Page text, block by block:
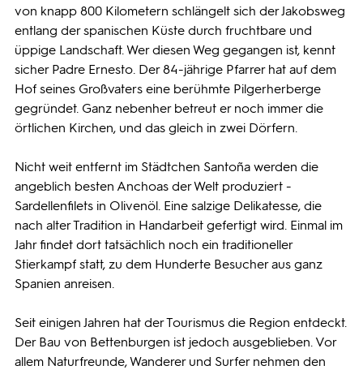
von knapp 800 Kilometern schlängelt sich der Jakobsweg
entlang der spanischen Küste durch fruchtbare und
üppige Landschaft. Wer diesen Weg gegangen ist, kennt
sicher Padre Ernesto. Der 84-jährige Pfarrer hat auf dem
Hof seines Großvaters eine berühmte Pilgerherberge
gegründet. Ganz nebenher betreut er noch immer die
örtlichen Kirchen, und das gleich in zwei Dörfern.
Nicht weit entfernt im Städtchen Santoña werden die
angeblich besten Anchoas der Welt produziert -
Sardellenfilets in Olivenöl. Eine salzige Delikatesse, die
nach alter Tradition in Handarbeit gefertigt wird. Einmal im
Jahr findet dort tatsächlich noch ein traditioneller
Stierkampf statt, zu dem Hunderte Besucher aus ganz
Spanien anreisen.
Seit einigen Jahren hat der Tourismus die Region entdeckt.
Der Bau von Bettenburgen ist jedoch ausgeblieben. Vor
allem Naturfreunde, Wanderer und Surfer nehmen den